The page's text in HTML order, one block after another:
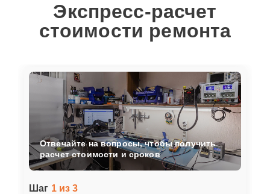
Экспресс-расчет
стоимости ремонта
Шаг 1 из 3
Отвечайте на вопросы, чтобы получить
расчет стоимости и сроков